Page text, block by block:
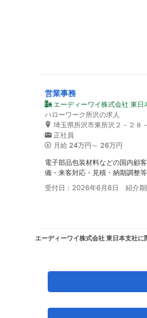
営業事務
エーディーワイ株式会社 東日
ハローワーク所沢の求人
埼玉県所沢市東所沢２－２８
正社員
月給 24万円～ 26万円
電子部品包装材料などの国内顧
備・来客対応・見積・納期調整
受付日：2026年6月8日 紹介期
エーディーワイ株式会社 東日本支社